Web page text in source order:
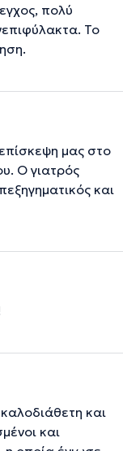
πολύ
Το
μας στο
Ο γιατρός
και
και
και